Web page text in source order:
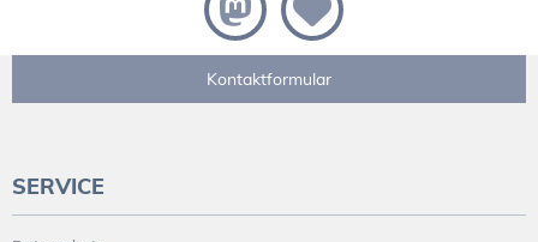
Kontaktformular
SERVICE